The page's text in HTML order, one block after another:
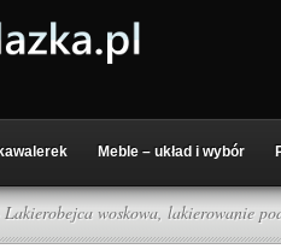
Meble – układ i wybór
woskowa, lakierowanie